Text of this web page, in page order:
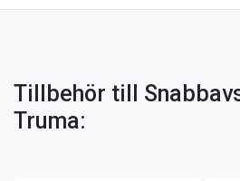
Tillbehör till
Truma: